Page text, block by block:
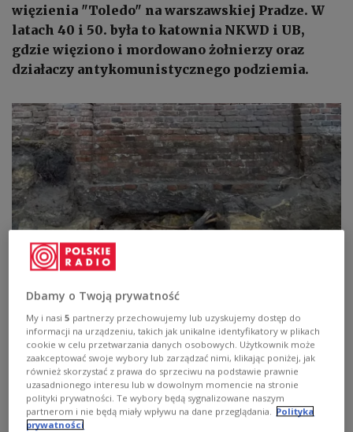
więzienia "Toledo" na warszawskiej Pradze. W
latach 40 i 50. była to katownia NKWD i UB,
gdzie więziono i mordowano żołnierzy oraz
działaczy antykomunistycznego podziemia.
Odnalezione na terenie Toledo szczątki
Identyfikacji IPN
To kolejny etap prac IPN w tym miejscu, dotąd
odnaleziono szczątki 19 osób. Jak powiedział
Polskiemu Radiu kierujący pracami, wiceszef
Instytutu profesor Krzysztof Szwagrzyk, liczba
odnalezionych już się zwiększyła.
Dbamy o Twoją prywatność
My i nasi5 partnerzy przechowujemy lub uzyskujemy dostęp do
informacji na urządzeniu, takich jak unikalne identyfikatory w plikach
cookie w celu przetwarzania danych osobowych. Użytkownik może
zaakceptować swoje wybory lub zarządzać nimi, klikając poniżej, jak
również skorzystać z prawa do sprzeciwu na podstawie prawnie
uzasadnionego interesu lub w dowolnym momencie na stronie
polityki prywatności. Te wybory będą sygnalizowane naszym
partnerom i nie będą miały wpływu na dane przeglądania. Polityka
prywatności